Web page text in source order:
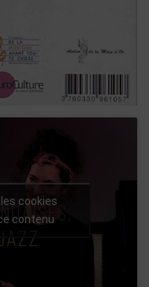
cookies
contenu